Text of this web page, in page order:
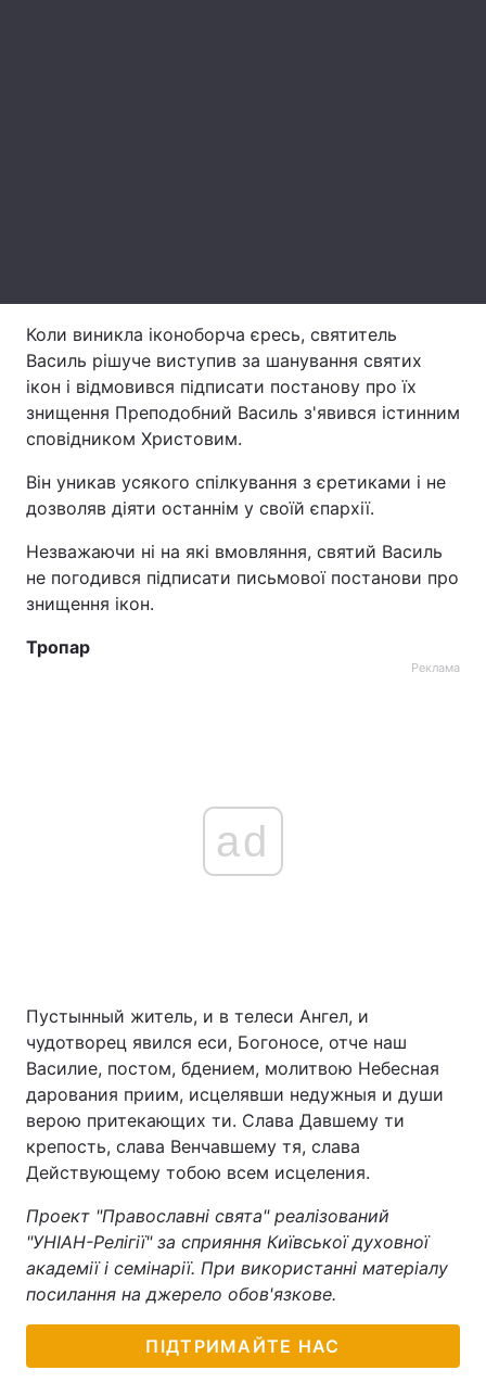
Інтерв'ю Думки
Архів Вакансії
Контакти
Послуги
Коли виникла іконоборча єресь, святитель
Василь рішуче виступив за шанування святих
ікон і відмовився підписати постанову про їх
знищення Преподобний Василь з'явився істинним
сповідником Христовим.
Він уникав усякого спілкування з єретиками і не
дозволяв діяти останнім у своїй єпархії.
Незважаючи ні на які вмовляння, святий Василь
не погодився підписати письмової постанови про
знищення ікон.
Тропар
Реклама
ad
Пустынный житель, и в телеси Ангел, и
чудотворец явился еси, Богоносе, отче наш
Василие, постом, бдением, молитвою Небесная
дарования приим, исцелявши недужныя и души
верою притекающих ти. Слава Давшему ти
крепость, слава Венчавшему тя, слава
Действующему тобою всем исцеления.
Проект "Православні свята" реалізований
"УНІАН-Релігії" за сприяння Київської духовної
академії і семінарії. При використанні матеріалу
посилання на джерело обов'язкове.
ПІДТРИМАЙТЕ НАС